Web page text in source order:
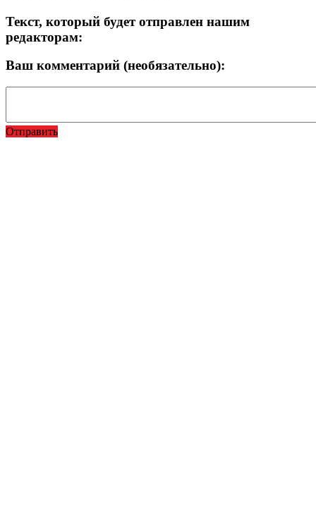
Текст, который будет отправлен нашим
редакторам:
Ваш комментарий (необязательно):
Отправить